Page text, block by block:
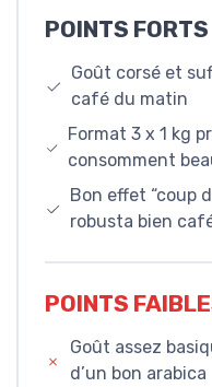
POINTS FORTS
Goût corsé et
café du matin
Format 3 x 1 kg
consomment
Bon effet “coup
robusta bien
POINTS
Goût assez
d’un bon arabica